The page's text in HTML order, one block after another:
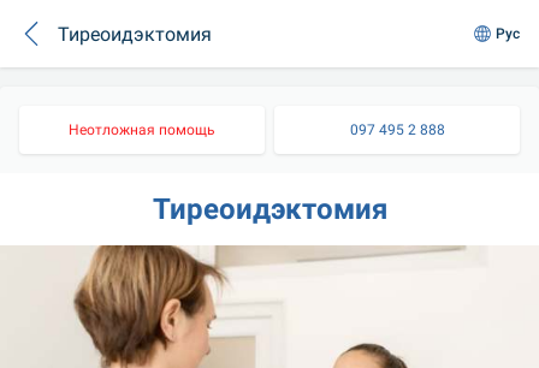
Тиреоидэктомия Рус
Неотложная помощь 097 495 2 888
Тиреоидэктомия